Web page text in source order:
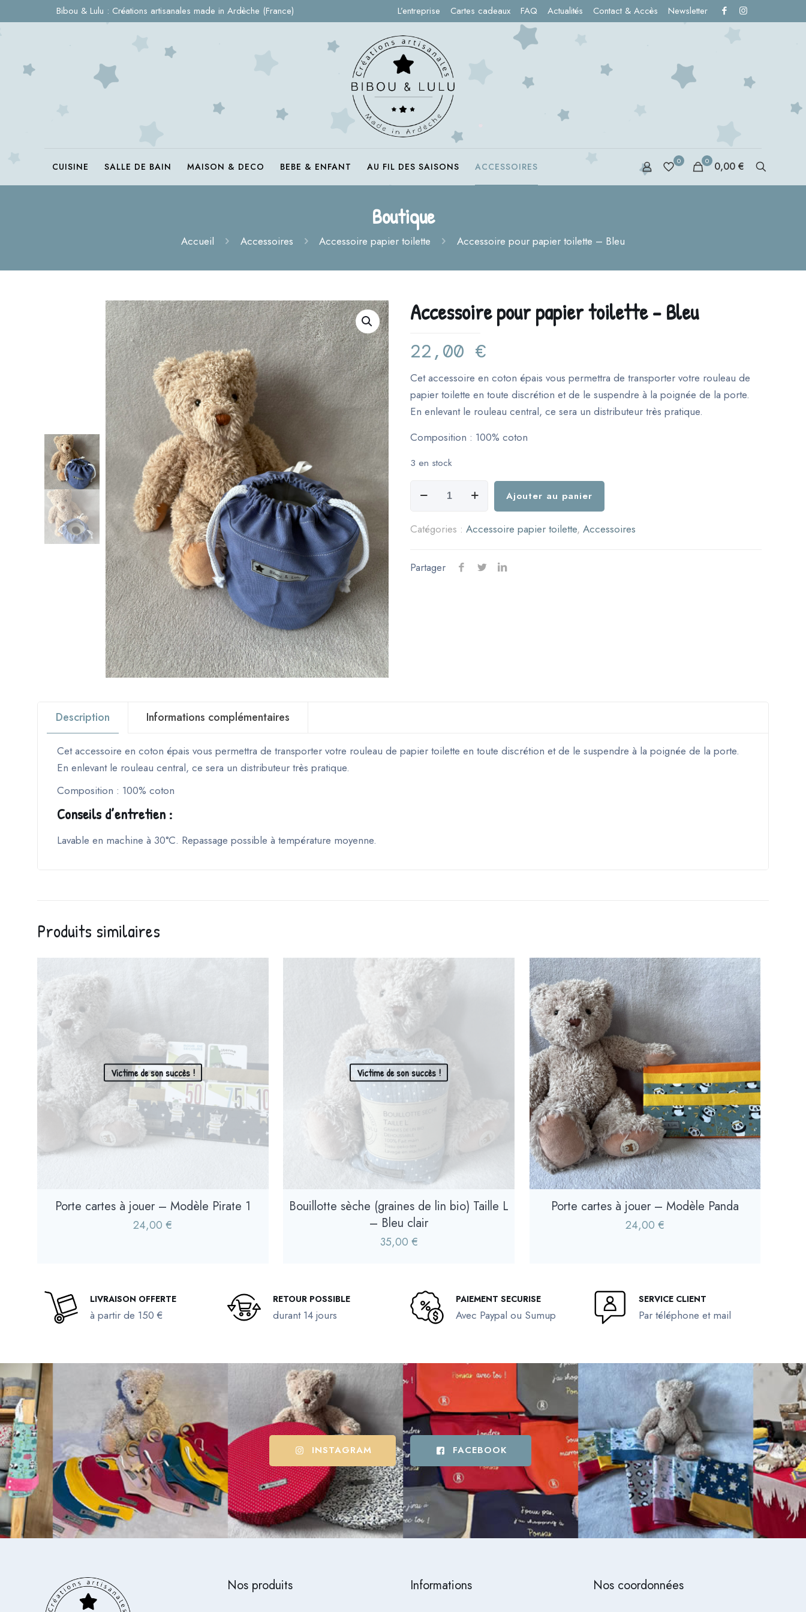
Bibou & Lulu : Créations artisanales made in Ardèche (France) L’entreprise Cartes cadeaux FAQ Actualités Contact & Accès Newsletter
CUISINE SALLE DE BAIN MAISON & DECO BEBE & ENFANT AU FIL DES SAISONS ACCESSOIRES 0 0 0,00 €
Boutique
Accueil Accessoires Accessoire papier toilette Accessoire pour papier toilette – Bleu
Accessoire pour papier toilette – Bleu
22,00 €
Cet accessoire en coton épais vous permettra de transporter votre rouleau de
papier toilette en toute discrétion et de le suspendre à la poignée de la porte.
En enlevant le rouleau central, ce sera un distributeur très pratique.
Composition : 100% coton
3 en stock
Accessoire
toilette
Ajouter au panier
Catégories : Accessoire papier toilette, Accessoires
Partager
Description Informations complémentaires
Cet accessoire en coton épais vous permettra de transporter votre rouleau de papier toilette en toute discrétion et de le suspendre à la poignée de la porte.
En enlevant le rouleau central, ce sera un distributeur très pratique.
Composition : 100% coton
Conseils d’entretien :
Lavable en machine à 30°C. Repassage possible à température moyenne.
Produits similaires
Victime de son succès !
Porte cartes à jouer – Modèle Pirate 1
24,00€
Victime de son succès !
Bouillotte sèche (graines de lin bio) Taille L
– Bleu clair
35,00 €
Porte cartes à jouer – Modèle Panda
24,00€
LIVRAISON OFFERTE
à partir de 150 €
RETOUR POSSIBLE
durant 14 jours
PAIEMENT SECURISE
Avec Paypal ou Sumup
SERVICE CLIENT
Par téléphone et mail
INSTAGRAM FACEBOOK
Nos produits Informations Nos coordonnées